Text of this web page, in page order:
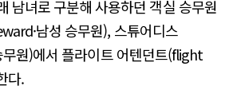
남녀로 구분해 사용하던 객실 승무원
남성 승무원), 스튜어디스
무원)에서 플라이트 어텐던트(flight
다.